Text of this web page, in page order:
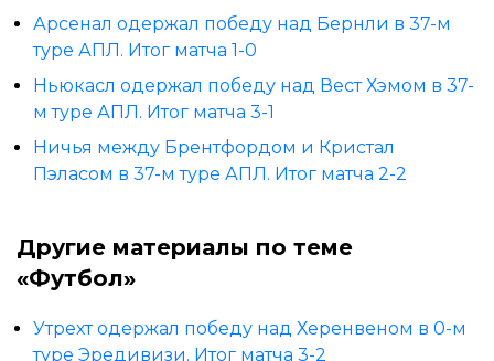
Арсенал одержал победу над Бернли в 37-м
туре АПЛ. Итог матча 1-0
Ньюкасл одержал победу над Вест Хэмом в 37-
м туре АПЛ. Итог матча 3-1
Ничья между Брентфордом и Кристал
Пэласом в 37-м туре АПЛ. Итог матча 2-2
Другие материалы по теме
«Футбол»
Утрехт одержал победу над Херенвеном в 0-м
туре Эредивизи. Итог матча 3-2